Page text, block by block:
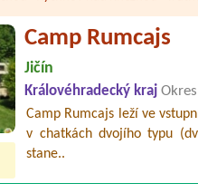
Camp Rumcajs
Jičín
Královéhradecký krajOkres
Camp Rumcajs leží ve
v chatkách dvojího typu
stane..